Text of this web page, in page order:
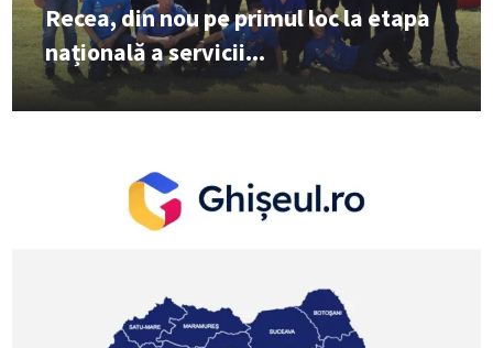
Recea, din nou pe primul loc la etapa
națională a servicii...